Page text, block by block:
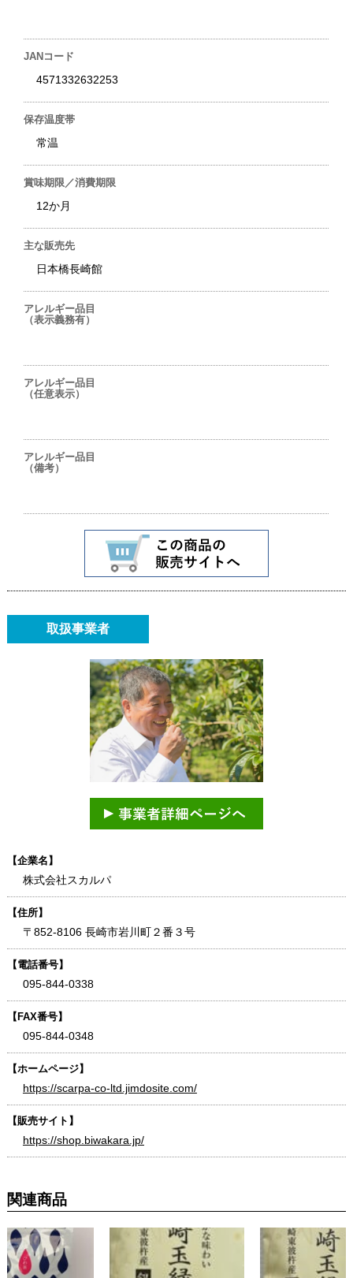
JANコード
4571332632253
保存温度帯
常温
賞味期限／消費期限
12か月
主な販売先
日本橋長崎館
アレルギー品目
（表示義務有）
アレルギー品目
（任意表示）
アレルギー品目
（備考）
取扱事業者
【企業名】
株式会社スカルパ
【住所】
〒852-8106 長崎市岩川町２番３号
【電話番号】
095-844-0338
【FAX番号】
095-844-0348
【ホームページ】
https://scarpa-co-ltd.jimdosite.com/
【販売サイト】
https://shop.biwakara.jp/
関連商品